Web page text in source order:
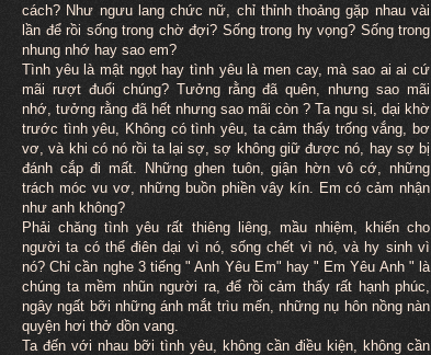
cách? Như ngưu lang chức nữ, chỉ thỉnh thoảng gặp nhau vài
lần để rồi sống trong chờ đợi? Sống trong hy vọng? Sống trong
nhung nhớ hay sao em?
Tình yêu là mật ngọt hay tình yêu là men cay, mà sao ai ai cứ
mãi rượt đuổi chúng? Tưởng rằng đã quên, nhưng sao mãi
nhớ, tưởng rằng đã hết nhưng sao mãi còn ? Ta ngu si, dại khờ
trước tình yêu, Không có tình yêu, ta cảm thấy trống vắng, bơ
vơ, và khi có nó rồi ta lại sợ, sợ không giữ được nó, hay sợ bị
đánh cắp đi mất. Những ghen tuôn, giận hờn vô cớ, những
trách móc vu vơ, những buồn phiền vây kín. Em có cảm nhận
như anh không?
Phải chăng tình yêu rất thiêng liêng, mầu nhiệm, khiến cho
người ta có thể điên dại vì nó, sống chết vì nó, và hy sinh vì
nó? Chỉ cần nghe 3 tiếng " Anh Yêu Em" hay " Em Yêu Anh " là
chúng ta mềm nhũn người ra, để rồi cảm thấy rất hạnh phúc,
ngây ngất bỡi những ánh mắt trìu mến, những nụ hôn nồng nàn
quyện hơi thở dồn vang.
Ta đến với nhau bỡi tình yêu, không cần điều kiện, không cần